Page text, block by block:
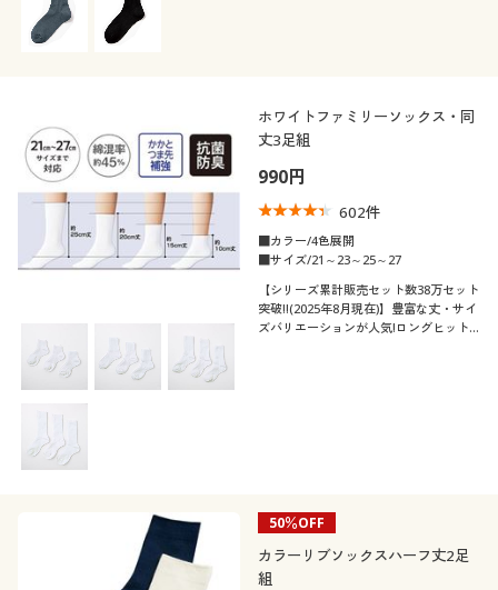
ホワイトファミリーソックス・同
丈3足組
990円
602件
■カラー/4色展開
■サイズ/21～23～25～27
【シリーズ累計販売セット数38万セット
突破!!(2025年8月現在)】豊富な丈・サイ
ズバリエーションが人気!ロングヒット
50％OFF
カラーリブソックスハーフ丈2足
組